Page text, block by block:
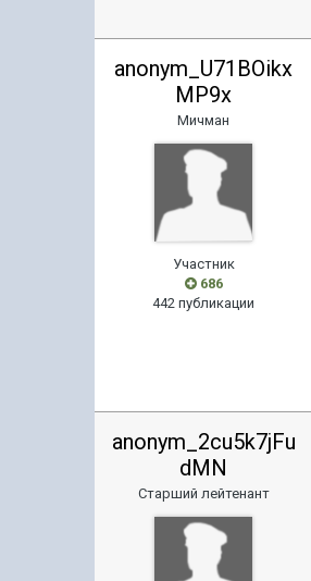
anonym_U71BOikx
MP9x
Мичман
Участник
686
442 публикации
anonym_2cu5k7jFu
dMN
Старший лейтенант